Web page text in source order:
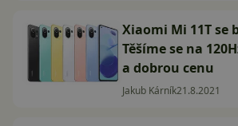
Xiaomi Mi 11T se
Těšíme se na
a dobrou cenu
Jakub Kárník21.8.2021